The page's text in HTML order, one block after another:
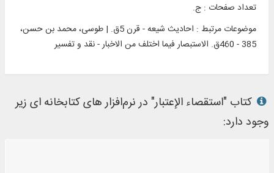
تعداد صفحات : ج.
موضوعات مرتبط :
احادیث شیعه - قرن 5ق. | طوسی، محمد بن حسن،
385 - 460ق. الاستبصار فیما اختلف من الاخبار - نقد و تفسیر
کتاب "استقصاء الإعتبار" در نرم‌افزار های کتابخانه ای زیر
وجود دارد: